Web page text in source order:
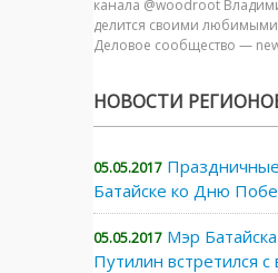
канала @woodroot
делится своими любимыми
Деловое сообщество —
НОВОСТИ
05.05.2017
Батайске ко Дню
05.05.2017 Мэр
Путилин встретился с